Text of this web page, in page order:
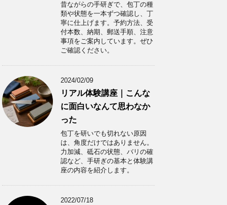
昔ながらの手研ぎで、包丁の種
類や状態を一本ずつ確認し、丁
寧に仕上げます。予約方法、受
付本数、納期、郵送手順、注意
事項をご案内しています。ぜひ
ご確認ください。
2024/02/09
リアル体験講座｜こんな
に面白いなんて思わなか
った
包丁を研いでも切れない原因
は、角度だけではありません。
力加減、砥石の状態、バリの確
認など、手研ぎの基本と体験講
座の内容を紹介します。
2022/07/18